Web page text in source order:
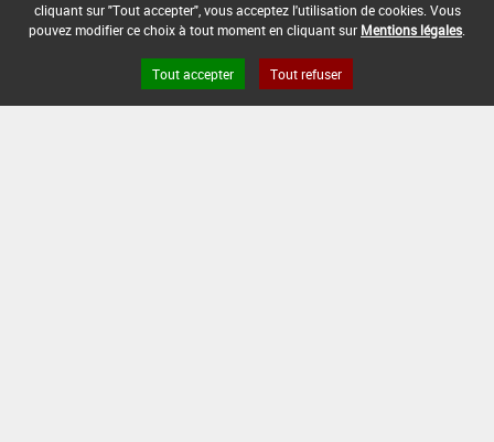
DATE DE FIN D'UTILISATION :
-
cliquant sur "Tout accepter", vous acceptez l'utilisation de cookies. Vous
pouvez modifier ce choix à tout moment en cliquant sur Mentions légales
Tout accepter Tout refuser